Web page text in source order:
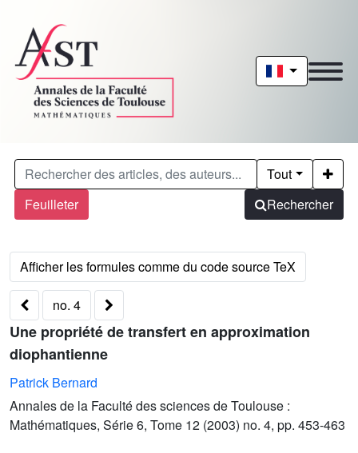
Feuilleter
Tout
Rechercher
no. 4
Une propriété de transfert en approximation
diophantienne
Patrick Bernard
Annales de la Faculté des sciences de Toulouse :
Mathématiques, Série 6, Tome 12 (2003) no. 4, pp. 453-463